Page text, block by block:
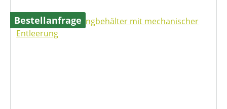
Bestellanfrage